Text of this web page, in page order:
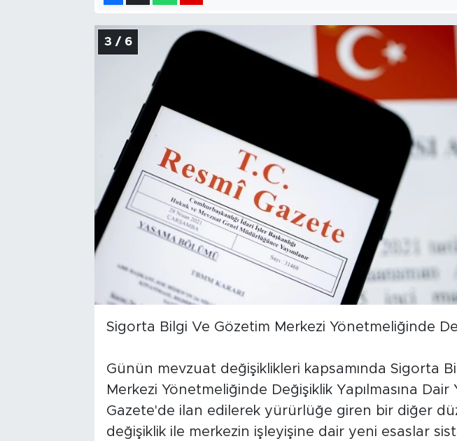
3 / 6
Sigorta Bilgi Ve Gözetim Merkezi Yönetmeliğinde
Günün mevzuat değişiklikleri kapsamında Sigorta
Merkezi Yönetmeliğinde Değişiklik Yapılmasına Dair
Gazete'de ilan edilerek yürürlüğe giren bir diğer
değişiklik ile merkezin işleyişine dair yeni esaslar